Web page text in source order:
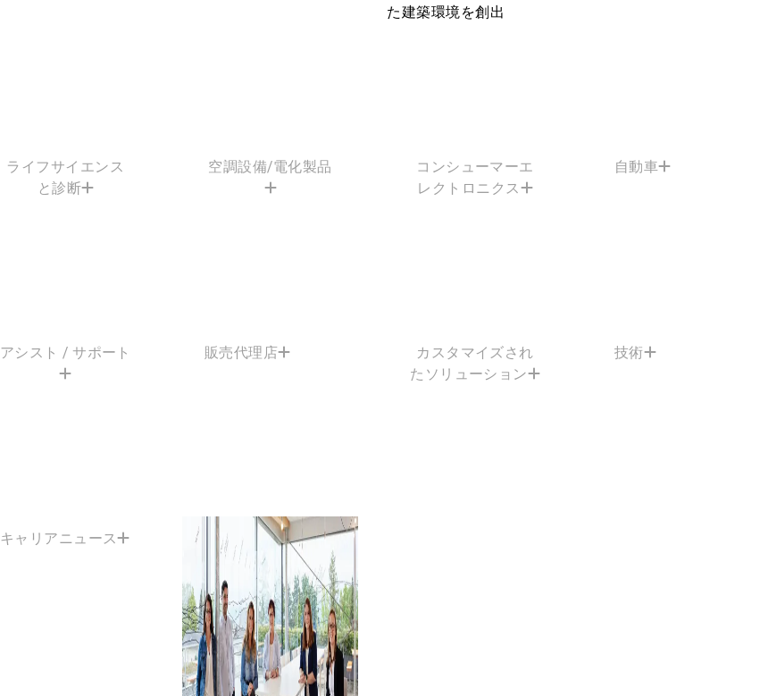
た建築環境を創出
ライフサイエンス
と診断
空調設備/電化製品
コンシューマーエ
レクトロニクス
自動車
アシスト / サポート 販売代理店
カスタマイズされ
たソリューション
技術
キャリアニュース